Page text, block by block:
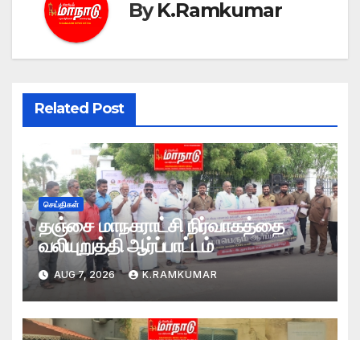
ByK.Ramkumar
Related Post
செய்திகள்
தஞ்சை மாநகராட்சி நிர்வாகத்தை
வலியுறுத்தி ஆர்ப்பாட்டம்
AUG 7, 2026 K.RAMKUMAR